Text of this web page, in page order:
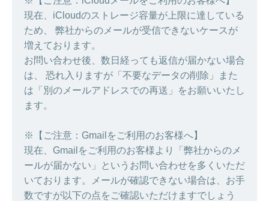
現在、iCloudのストレージ容量が上限に達している
ため、 弊社からのメールが受信できないケースが
増えております。
お問い合わせ後、数日経っても返信が届かない場合
は、 恐れ入りますが「不要なデータの削除」また
は「別のメールアドレスでの再送」をお願いいたし
ます。
※【ご注意：Gmailをご利用のお客様へ】
現在、Gmailをご利用のお客様より「弊社からのメ
ールが届かない」というお問い合わせを多くいただ
いております。メールが確認できない場合は、お手
数ですが以下の点をご確認いただけますでしょう